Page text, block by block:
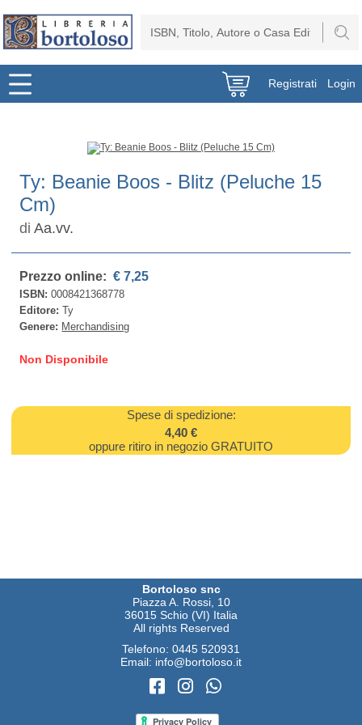
Registrati Login
Ty: Beanie Boos - Blitz (Peluche 15
Cm)
diAa.vv.
Prezzo online: € 7,25
ISBN:0008421368778
Editore:Ty
Genere: Merchandising
Non Disponibile
Spese di spedizione:
4,40 €
oppure ritiro in negozio GRATUITO
Bortoloso snc
Piazza A. Rossi, 10
36015 Schio (VI) Italia
All rights Reserved
Telefono: 0445 520931
Email: info@bortoloso.it